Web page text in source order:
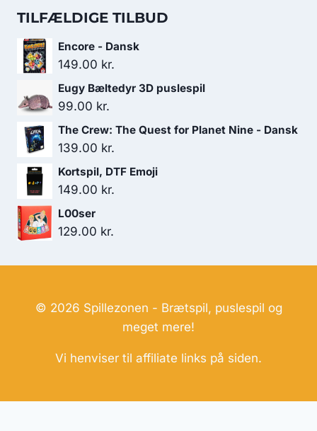
pris
179.00 kr..
TILFÆLDIGE TILBUD
Encore - Dansk
149.00 kr.
Eugy Bæltedyr 3D puslespil
99.00 kr.
The Crew: The Quest for Planet Nine - Dansk
139.00 kr.
Kortspil, DTF Emoji
149.00 kr.
L00ser
129.00 kr.
© 2026 Spillezonen - Brætspil, puslespil og
meget mere!
Vi henviser til affiliate links på siden.